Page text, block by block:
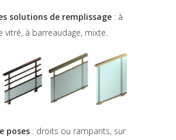
solutions de remplissage : à
vitré, à barreaudage, mixte.
poses : droits ou rampants, sur